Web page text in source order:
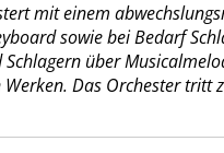
mit einem
sowie bei Bedarf
über
Das Orchester tritt